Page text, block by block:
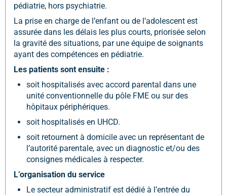
pédiatrie, hors psychiatrie.
La prise en charge de l’enfant ou de l’adolescent est
assurée dans les délais les plus courts, priorisée selon
la gravité des situations, par une équipe de soignants
ayant des compétences en pédiatrie.
Les patients sont ensuite :
soit hospitalisés avec accord parental dans une
unité conventionnelle du pôle FME ou sur des
hôpitaux périphériques.
soit hospitalisés en UHCD.
soit retournent à domicile avec un représentant de
l’autorité parentale, avec un diagnostic et/ou des
consignes médicales à respecter.
L’organisation du service
Le secteur administratif est dédié à l’entrée du